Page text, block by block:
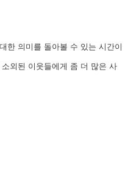
한 의미를 돌아볼 수 있는 시간이
외된 이웃들에게 좀 더 많은 사